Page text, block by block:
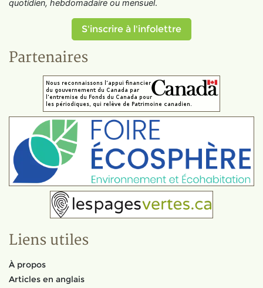
quotidien, hebdomadaire ou mensuel.
S'inscrire à l'infolettre
Partenaires
Liens utiles
À propos
Articles en anglais